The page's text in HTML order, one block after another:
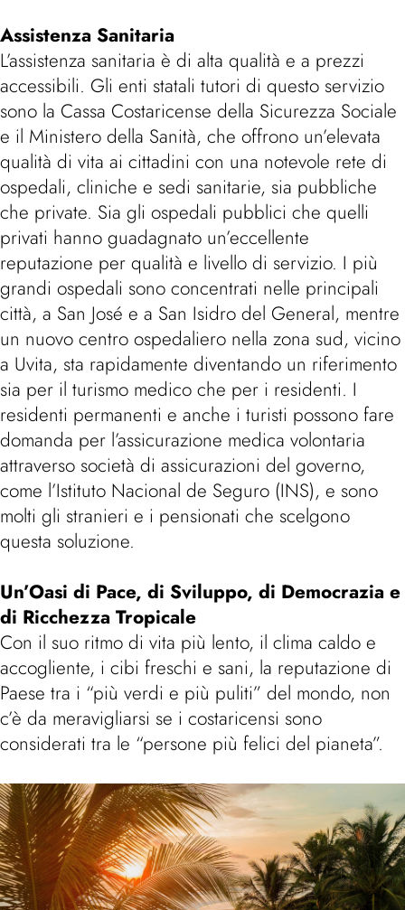
Assistenza Sanitaria
L’assistenza sanitaria è di alta qualità e a prezzi
accessibili. Gli enti statali tutori di questo servizio
sono la Cassa Costaricense della Sicurezza Sociale
e il Ministero della Sanità, che offrono un’elevata
qualità di vita ai cittadini con una notevole rete di
ospedali, cliniche e sedi sanitarie, sia pubbliche
che private. Sia gli ospedali pubblici che quelli
privati hanno guadagnato un’eccellente
reputazione per qualità e livello di servizio. I più
grandi ospedali sono concentrati nelle principali
città, a San José e a San Isidro del General, mentre
un nuovo centro ospedaliero nella zona sud, vicino
a Uvita, sta rapidamente diventando un riferimento
sia per il turismo medico che per i residenti. I
residenti permanenti e anche i turisti possono fare
domanda per l’assicurazione medica volontaria
attraverso società di assicurazioni del governo,
come l’Istituto Nacional de Seguro (INS), e sono
molti gli stranieri e i pensionati che scelgono
questa soluzione.
Un’Oasi di Pace, di Sviluppo, di Democrazia e
di Ricchezza Tropicale
Con il suo ritmo di vita più lento, il clima caldo e
accogliente, i cibi freschi e sani, la reputazione di
Paese tra i “più verdi e più puliti” del mondo, non
c’è da meravigliarsi se i costaricensi sono
considerati tra le “persone più felici del pianeta”.